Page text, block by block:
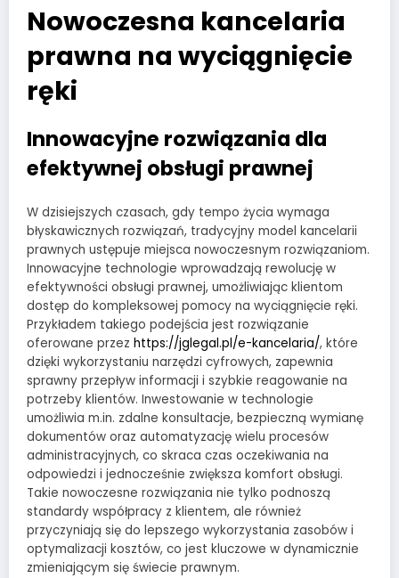
Nowoczesna kancelaria
prawna na wyciągnięcie
ręki
Innowacyjne rozwiązania dla
efektywnej obsługi prawnej
W dzisiejszych czasach, gdy tempo życia wymaga
błyskawicznych rozwiązań, tradycyjny model kancelarii
prawnych ustępuje miejsca nowoczesnym rozwiązaniom.
Innowacyjne technologie wprowadzają rewolucję w
efektywności obsługi prawnej, umożliwiając klientom
dostęp do kompleksowej pomocy na wyciągnięcie ręki.
Przykładem takiego podejścia jest rozwiązanie
oferowane przez https://jglegal.pl/e-kancelaria/, które
dzięki wykorzystaniu narzędzi cyfrowych, zapewnia
sprawny przepływ informacji i szybkie reagowanie na
potrzeby klientów. Inwestowanie w technologie
umożliwia m.in. zdalne konsultacje, bezpieczną wymianę
dokumentów oraz automatyzację wielu procesów
administracyjnych, co skraca czas oczekiwania na
odpowiedzi i jednocześnie zwiększa komfort obsługi.
Takie nowoczesne rozwiązania nie tylko podnoszą
standardy współpracy z klientem, ale również
przyczyniają się do lepszego wykorzystania zasobów i
optymalizacji kosztów, co jest kluczowe w dynamicznie
zmieniającym się świecie prawnym.